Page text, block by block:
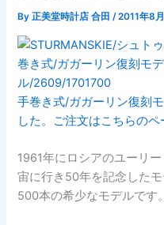
By正美堂時計店 合田/2011年8
手巻き式/ガガーリン復刻
した。ご注文はこちらの
1961年にロシアのユーリ
宙に行き50年を記念した
500本の希少なモデルです。